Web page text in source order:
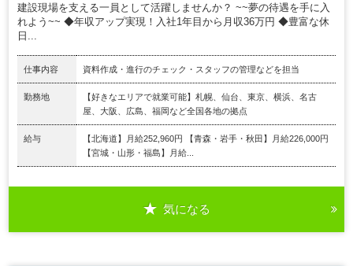
建設現場を支える一員として活躍しませんか？ ~~夢の待遇を手に入
れよう~~ ◆年収アップ実現！入社1年目から月収36万円 ◆豊富な休
日...
仕事内容 資料作成・進行のチェック・スタッフの管理などを担当
勤務地
【好きなエリアで就業可能】札幌、仙台、東京、横浜、名古
屋、大阪、広島、福岡など全国各地の拠点
給与
【北海道】月給252,960円 【青森・岩手・秋田】月給226,000円
【宮城・山形・福島】月給...
気になる